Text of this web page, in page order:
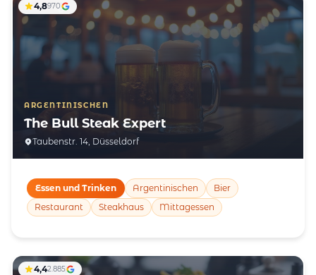
ARGENTINISCHEN
The Bull Steak Expert
Taubenstr. 14, Düsseldorf
4,8970
Essen und Trinken Argentinischen
Bier
Restaurant
Steakhaus Mittagessen
4,42.885